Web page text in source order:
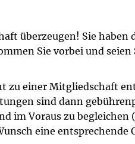
überzeugen! Sie
Sie vorbei und seien
zu einer Mitgliedschaft
sind dann
im Voraus zu begleichen
eine entsprechende